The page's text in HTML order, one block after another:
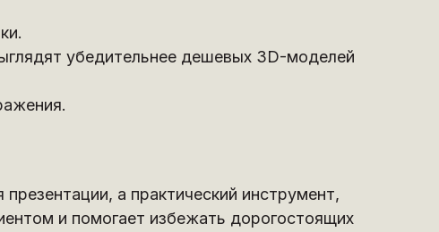
убедительнее дешевых 3D-моделей
а практический инструмент,
и помогает избежать дорогостоящих